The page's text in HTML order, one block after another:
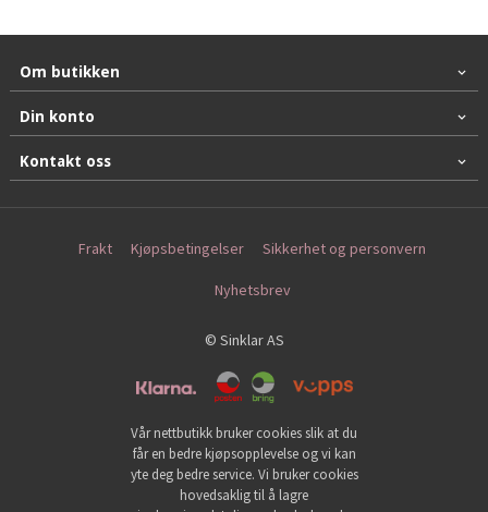
Om butikken
Din konto
Kontakt oss
Frakt Kjøpsbetingelser Sikkerhet og personvern
Nyhetsbrev
© Sinklar AS
Vår nettbutikk bruker cookies slik at du
får en bedre kjøpsopplevelse og vi kan
yte deg bedre service. Vi bruker cookies
hovedsaklig til å lagre